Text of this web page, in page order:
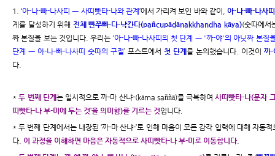
1. ‘아-나-빠-나사띠 ㅡ 사띠빳타-나와 관계 ’에서 가리켜 보인 바와 같이, 아-나-빠-나사
계를 달성하기 위해 전체 빤쭈빠-다-낙칸다(pañcupādānakkhandha kāya)(숫따에서
짜 본질을 보는 것입니다. 우리는 ‘아-나-빠-나사띠의 첫 단계 ㅡ '까-야'의 아닛짜 본질
단계 ㅡ 아-나-빠-나사띠 숫따의 구절’ 포스트에서 첫 단계 를 논의했습니다. 이것이 까-
다.
*두 번째 단계 는 일시적으로 까-마 산냐-(kāma saññā)를 극복하여사띠빳타-나(문자
띠빳타-나 부-미에 두는 것’을 의미함)를 기르는 것입니다.
* 두 번째 단계에서는 내장된 ‘까-마 산냐-’로 인해 마음이 모든 감각 입력에 대해 자동
다. 이 과정을 이해하면 마음은 자동적으로 사띠빳타-나 부-미로 이동합니다.